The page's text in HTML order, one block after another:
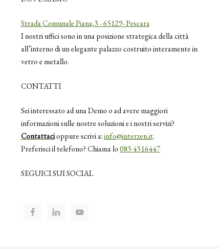
Strada Comunale Piana,3 - 65129- Pescara
I nostri uffici sono in una posizione strategica della città
all’interno di un elegante palazzo costruito interamente in
vetro e metallo.
CONTATTI
Sei interessato ad una Demo o ad avere maggiori
informazioni sulle nostre soluzioni e i nostri servizi?
Contattacioppure scrivi a:info@interzen.it.
Preferisci il telefono? Chiama lo085 4516447
SEGUICI SUI SOCIAL